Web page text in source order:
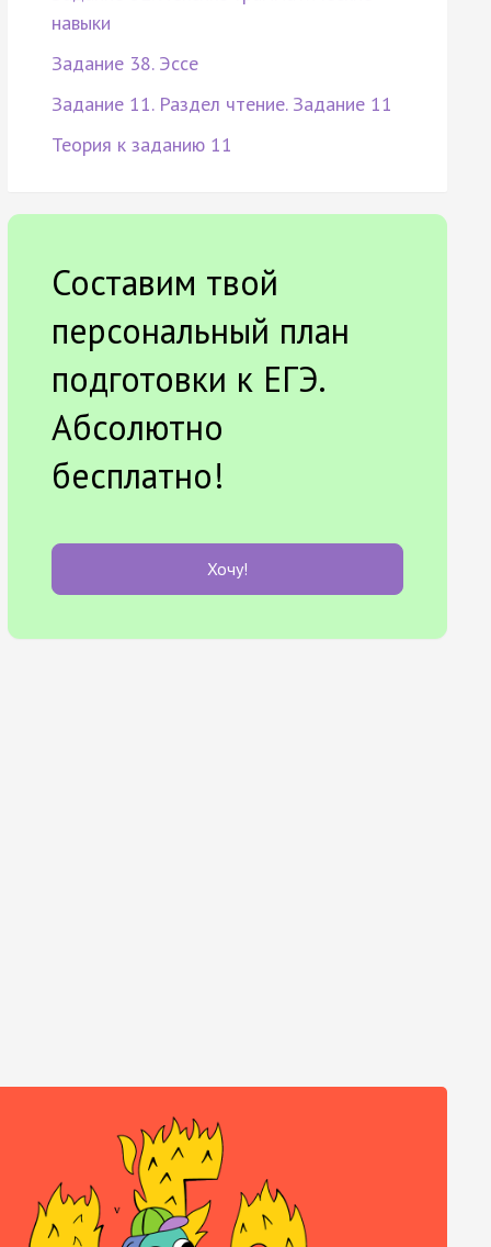
навыки
Задание 38. Эссе
Задание 11. Раздел чтение. Задание 11
Теория к заданию 11
Составим твой
персональный план
подготовки к ЕГЭ.
Абсолютно
бесплатно!
Хочу!